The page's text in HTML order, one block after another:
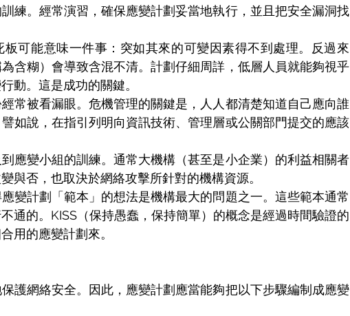
練。經常演習，確保應變計劃妥當地執行，並且把安全漏洞找
板可能意味一件事：突如其來的可變因素得不到處理。反過來
含糊）會導致含混不清。計劃仔細周詳，低層人員就能夠視乎
動。這是成功的關鍵。
常被看漏眼。危機管理的關鍵是，人人都清楚知道自己應向誰
如說，在指引列明向資訊技術、管理層或公關部門提交的應該
應變小組的訓練。通常大機構（甚至是小企業）的利益相關者
與否，也取決於網絡攻擊所針對的機構資源。
變計劃「範本」的想法是機構最大的問題之一。這些範本通常
通的。KISS（保持愚蠢，保持簡單）的概念是經過時間驗證的
用的應變計劃來。
護網絡安全。因此，應變計劃應當能夠把以下步驟編制成應變